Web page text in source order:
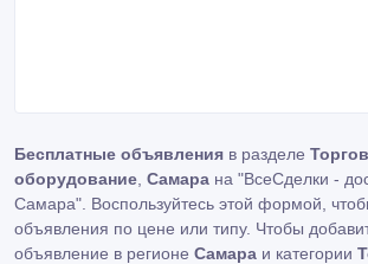
Бесплатные объявления в разделе
оборудование Самара на "ВсеСделки -
Самара". Воспользуйтесь этой формой,
объявления по цене или типу. Чтобы
объявление в регионе Самара и категории